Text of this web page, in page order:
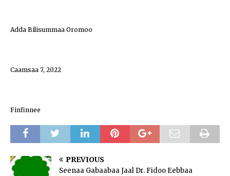
Adda Bilisummaa Oromoo
Caamsaa 7, 2022
Finfinnee
PREVIOUS
Seenaa Gabaabaa Jaal Dr. Fidoo Eebbaa